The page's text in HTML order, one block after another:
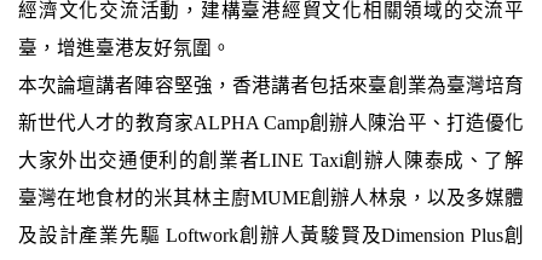
經濟文化交流活動，建構臺港經貿文化相關領域的交流平
臺，增進臺港友好氛圍。
本次論壇講者陣容堅強，香港講者包括來臺創業為臺灣培育
新世代人才的教育家ALPHA Camp創辦人陳治平、打造優化
大家外出交通便利的創業者LINE Taxi創辦人陳泰成、了解
臺灣在地食材的米其林主廚MUME創辦人林泉，以及多媒體
及設計產業先驅 Loftwork創辦人黃駿賢及Dimension Plus創